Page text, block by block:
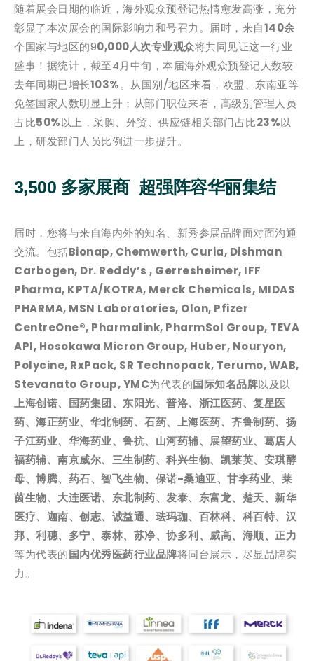
随着展会日期的临近，海外观众预登记热情愈发高涨，充分
彰显了本次展会的国际影响力和号召力。届时，来自140余
个国家与地区的90,000人次专业观众将共同见证这一行业
盛事！据统计，截至4月中旬，本届海外观众预登记人数较
去年同期已增长103%。从国别/地区来看，欧盟、东南亚等
免签国家人数明显上升；从部门职位来看，高级别管理人员
占比50%以上，采购、外贸、供应链相关部门占比23%以
上，研发部门人员比例进一步提升。
3,500 多家展商 超强阵容华丽集结
届时，您将与来自海内外的知名、新秀参展品牌面对面沟通
交流。包括Bionap, Chemwerth, Curia, Dishman
Carbogen, Dr. Reddy’s , Gerresheimer, IFF
Pharma, KPTA/KOTRA, Merck Chemicals, MIDAS
PHARMA, MSN Laboratories, Olon, Pfizer
CentreOne®, Pharmalink, PharmSol Group, TEVA
API, Hosokawa Micron Group, Huber, Nouryon,
Polycine, RxPack, SR Technopack, Terumo, WAB,
Stevanato Group, YMC为代表的国际知名品牌以及以
上海创诺、国药集团、东阳光、普洛、浙江医药、复星医
药、海正药业、华北制药、石药、上海医药、齐鲁制药、扬
子江药业、华海药业、鲁抗、山河药辅、展望药业、葛店人
福药辅、南京威尔、三生制药、科兴生物、凯莱英、安琪酵
母、博腾、药石、智飞生物、保诺-桑迪亚、甘李药业、莱
茵生物、大连医诺、东北制药、发泰、东富龙、楚天、新华
医疗、迦南、创志、诚益通、珐玛珈、百林科、科百特、汉
邦、利穗、多宁、泰林、苏净、协多利、威高、海顺、正力
等为代表的国内优秀医药行业品牌将同台展示，尽显品牌实
力。